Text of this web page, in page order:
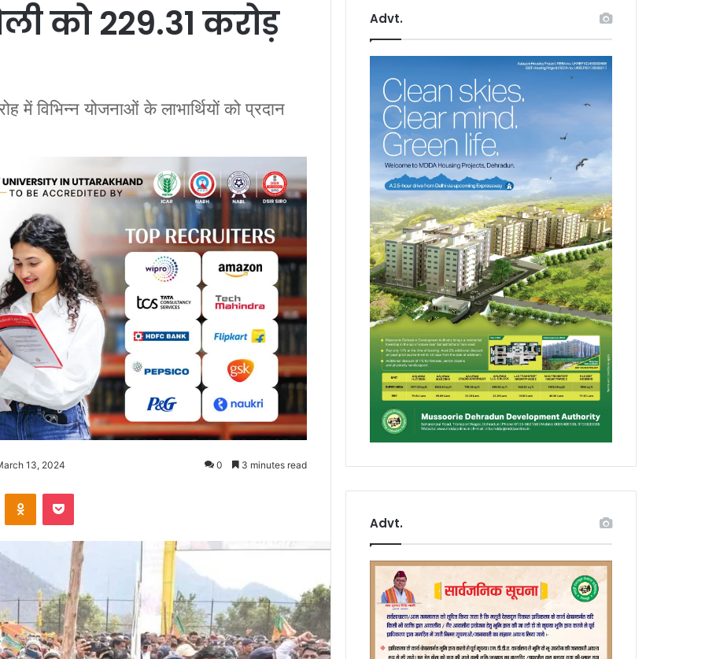
को 229.31 करोड़
में विभिन्न योजनाओं के लाभार्थियों को प्रदान
13, 2024 0 3 minutes read
Advt.
Advt.